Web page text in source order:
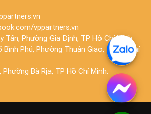
vppartners.vn
Tấn, Phường Gia Định, TP Hồ Chí Minh.
Bình Phú, Phường Thuận Giao, TP Hồ Chí
Phường Bà Rịa, TP Hồ Chí Minh.